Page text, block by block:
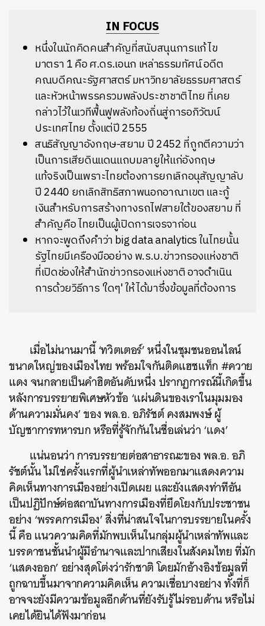
IN FOCUS
หนึ่งในนักคิดคนสำคัญที่สนับสนุนการแก้ไข
มาตรา 1 คือ ศ.ดร.เอนก เหล่าธรรมทัศน์ อดีต
คณบดีคณะรัฐศาสตร์ มหาวิทยาลัยธรรมศาสตร์
และหัวหน้าพรรครวมพลังประชาชาติไทย ที่เคย
กล่าวไว้ในเวทีฟื้นฟูพลังท้องถิ่นสู่การอภิวัฒน์
ประเทศไทย ตั้งแต่ปี 2555
สนธิสัญญาอังกฤษ-สยาม ปี 2452 ที่ถูกตีความว่า
เป็นการเสียดินแดนแถบมลายูให้แก่อังกฤษ
แท้จริงเป็นเพราะไทยต้องการยกเลิกอนุสัญญาลับ
ปี 2440 ยกเลิกสิทธิสภาพนอกอาณาเขต และกู้
เงินสำหรับการสร้างทางรถไฟสายใต้ของสยาม ที่
สำคัญคือ ไทยเป็นผู้เปิดการเจรจาก่อน
หากจะพูดถึงคำว่า big data analytics ในไทยนั้น
รัฐไทยมีเครืองมืออย่าง พ.ร.บ.ข่าวกรองแห่งชาติ
ที่เปิดช่องให้สำนักข่าวกรองแห่งชาติ อาจดำเนิน
การด้วยวิธีการ 'ใดๆ' ให้ได้มาซึ่งข้อมูลที่ต้องการ
เมื่อไม่นานมานี้ ‘ทวิตเตอร์’ หนึ่งในชุมชนออนไลน์
ขนาดใหญ่ของเมืองไทย พร้อมใจกันติดแฮชแท็ก #ควาย
แดง จนกลายเป็นคำฮิตอันดับหนึ่ง ปรากฏการณ์นี้เกิดขึ้น
หลังการบรรยายพิเศษหัวข้อ ‘แผ่นดินของเราในมุมมอง
ด้านความมั่นคง’ ของ พล.อ. อภิรัชต์ คงสมพงษ์ ผู้
บัญชาการทหารบก หรือที่รู้จักกันในชื่อเล่นว่า ‘แดง’
แน่นอนว่า การบรรยายต่อสาธารณะของ พล.อ. อภิ
รัชต์นั้น ไม่ใช่ครั้งแรกที่ผู้นำเหล่าทัพออกมาแสดงความ
คิดเห็นทางการเมืองอย่างเปิดเผย และยังแสดงท่าทีอัน
เป็นปฏิปักษ์ต่อสถาบันทางการเมืองที่ยึดโยงกับประชาชน
อย่าง ‘พรรคการเมือง’ สิ่งที่น่าสนใจในการบรรยายในครั้ง
นี้ คือ แนวความคิดที่มักพบเห็นในกลุ่มผู้นำเหล่าทัพและ
บรรดาชนชั้นนำผู้มีอำนาจและปากเสียงในสังคมไทย ที่มัก
‘แสดงออก’ อย่างสุดโต่งว่ารักชาติ โดยมักอ้างอิงข้อมูลที่
ถูกฉาบขึ้นมาจากความคิดเห็น ความเชื่อบางอย่าง ทั้งที่ก็
อาจจะยังมีความข้อมูลอีกด้านที่ยังรับรู้ไม่รอบด้าน หรือไม่
เคยได้ยินได้ฟังมาก่อน